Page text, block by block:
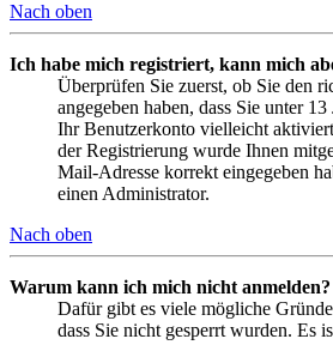
Nach oben
Ich habe mich registriert, kann mich
Überprüfen Sie zuerst, ob Sie den
angegeben haben, dass Sie unter
Ihr Benutzerkonto vielleicht
der Registrierung wurde Ihnen
Mail-Adresse korrekt eingegeben
einen Administrator.
Nach oben
Warum kann ich mich nicht anmelden?
Dafür gibt es viele mögliche
dass Sie nicht gesperrt wurden. Es